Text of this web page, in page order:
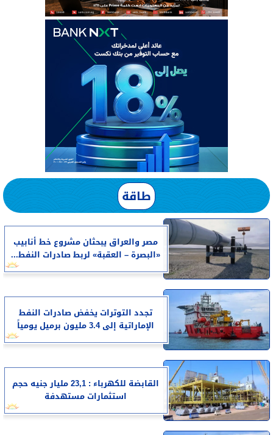
طاقة
مصر والعراق يبحثان مشروع خط أنابيب
«البصرة – العقبة» لربط صادرات النفط...
تجدد التوترات يخفض صادرات النفط
الإماراتية إلى 3.4 مليون برميل يومياً
القابضة للكهرباء : 23,1 مليار جنيه حجم
استثمارات مستهدفة